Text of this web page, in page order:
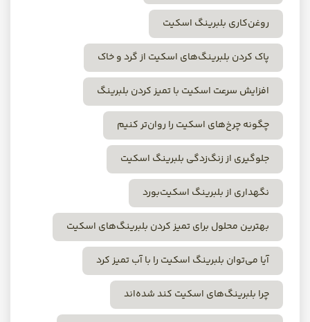
روغن‌کاری بلبرینگ اسکیت
پاک کردن بلبرینگ‌های اسکیت از گرد و خاک
افزایش سرعت اسکیت با تمیز کردن بلبرینگ
چگونه چرخ‌های اسکیت را روان‌تر کنیم
جلوگیری از زنگ‌زدگی بلبرینگ اسکیت
نگهداری از بلبرینگ اسکیت‌بورد
بهترین محلول برای تمیز کردن بلبرینگ‌های اسکیت
آیا می‌توان بلبرینگ اسکیت را با آب تمیز کرد
چرا بلبرینگ‌های اسکیت کند شده‌اند